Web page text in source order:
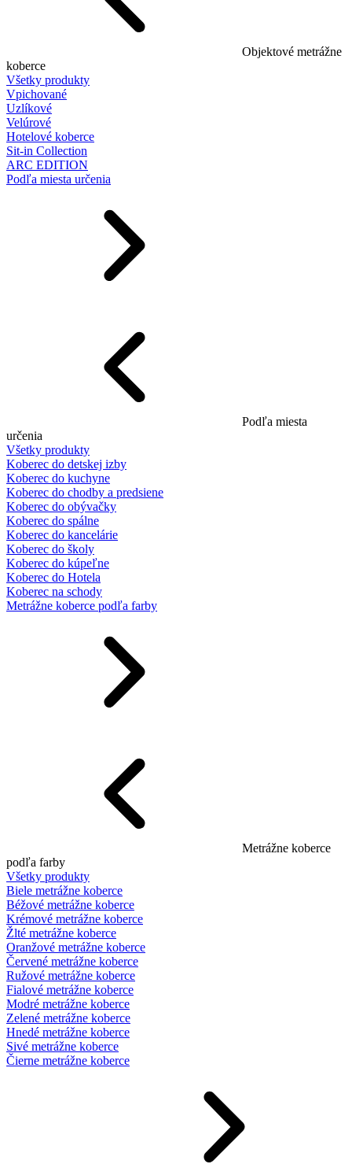
Objektové metrážne
koberce
Všetky produkty
Vpichované
Uzlíkové
Velúrové
Hotelové koberce
Sit-in Collection
ARC EDITION
Podľa miesta určenia
Podľa miesta
určenia
Všetky produkty
Koberec do detskej izby
Koberec do kuchyne
Koberec do chodby a predsiene
Koberec do obývačky
Koberec do spálne
Koberec do kancelárie
Koberec do školy
Koberec do kúpeľne
Koberec do Hotela
Koberec na schody
Metrážne koberce podľa farby
Metrážne koberce
podľa farby
Všetky produkty
Biele metrážne koberce
Béžové metrážne koberce
Krémové metrážne koberce
Žlté metrážne koberce
Oranžové metrážne koberce
Červené metrážne koberce
Ružové metrážne koberce
Fialové metrážne koberce
Modré metrážne koberce
Zelené metrážne koberce
Hnedé metrážne koberce
Sivé metrážne koberce
Čierne metrážne koberce